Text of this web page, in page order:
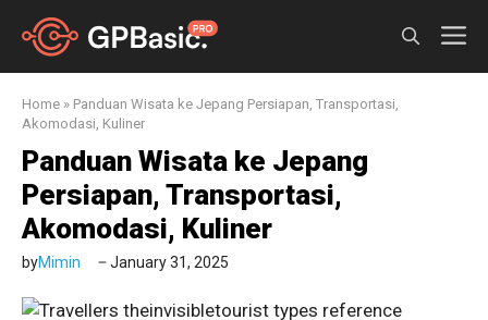
Home » Panduan Wisata ke Jepang Persiapan, Transportasi,
Akomodasi, Kuliner
Panduan Wisata ke Jepang
Persiapan, Transportasi,
Akomodasi, Kuliner
byMimin January 31, 2025